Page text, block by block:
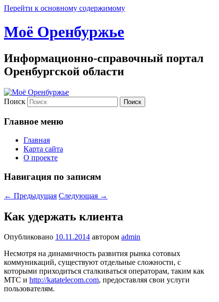
Перейти к основному содержимому
Моё Оренбуржье
Информационно-справочный портал
Оренбургской области
Поиск
Главное меню
Главная
Карта сайта
О проекте
Навигация по записям
← Предыдущая Следующая →
Как удержать клиента
Опубликовано 10.11.2014 автором admin
Несмотря на динамичность развития рынка сотовых
коммуникаций, существуют отдельные сложности, с
которыми приходиться сталкиваться операторам, таким как
МТС и http://katatelecom.com, предоставляя свои услуги
пользователям.